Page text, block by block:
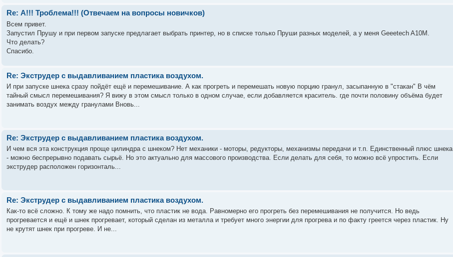
Re: А!!! Троблема!!! (Отвечаем на вопросы новичков)
Всем привет.
Запустил Прушу и при первом запуске предлагает выбрать принтер, но в списке только Пруши разных моделей, а у меня Geeetech A10M.
Что делать?
Спасибо.
Re: Экструдер с выдавливанием пластика воздухом.
И при запуске шнека сразу пойдёт ещё и перемешивание. А как прогреть и перемешать новую порцию гранул, засыпанную в "стакан" В чём
тайный смысл перемешивания? Я вижу в этом смысл только в одном случае, если добавляется краситель. где почти половину объёма будет
занимать воздух между гранулами Вновь...
Re: Экструдер с выдавливанием пластика воздухом.
И чем вся эта конструкция проще цилиндра с шнеком? Нет механики - моторы, редукторы, механизмы передачи и т.п. Единственный плюс шнека
- можно беспрерывно подавать сырьё. Но это актуально для массового производства. Если делать для себя, то можно всё упростить. Если
экструдер расположен горизонталь...
Re: Экструдер с выдавливанием пластика воздухом.
Как-то всё сложно. К тому же надо помнить, что пластик не вода. Равномерно его прогреть без перемешивания не получится. Но ведь
прогревается и ещё и шнек прогревает, который сделан из металла и требует много энергии для прогрева и по факту греется через пластик. Ну
не крутят шнек при прогреве. И не...